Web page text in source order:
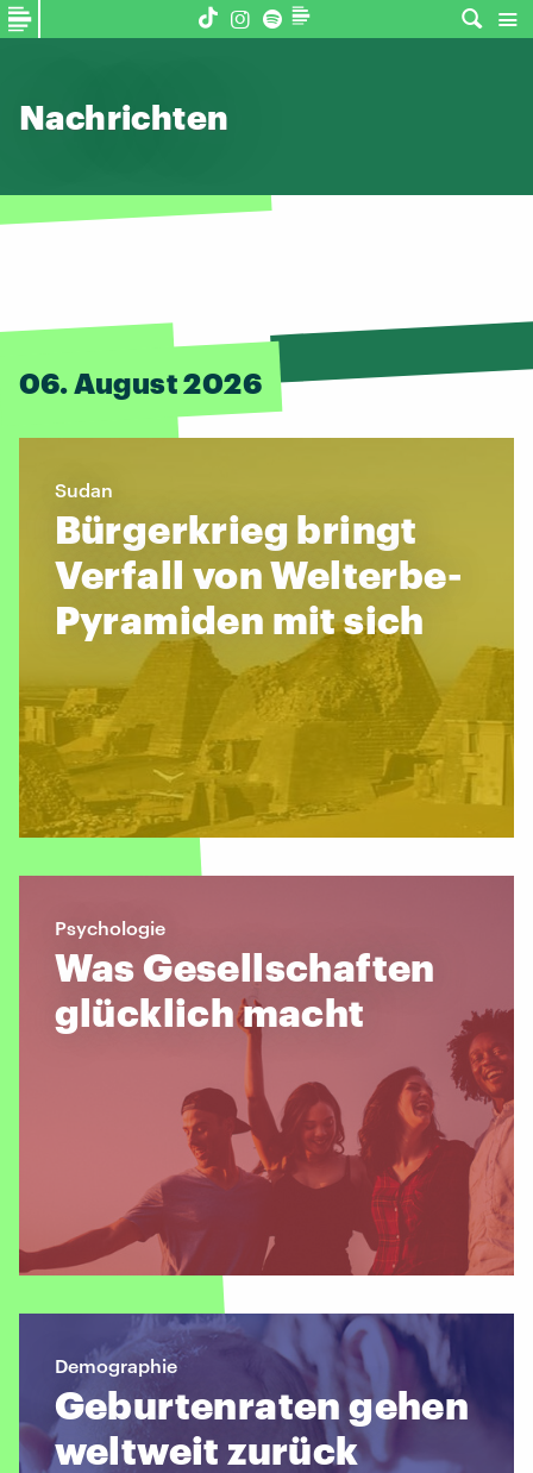
Nachrichten
06. August 2026
Sudan
Bürgerkrieg bringt
Verfall von Welterbe-
Pyramiden mit sich
Psychologie
Was Gesellschaften
glücklich macht
Demographie
Geburtenraten gehen
weltweit zurück